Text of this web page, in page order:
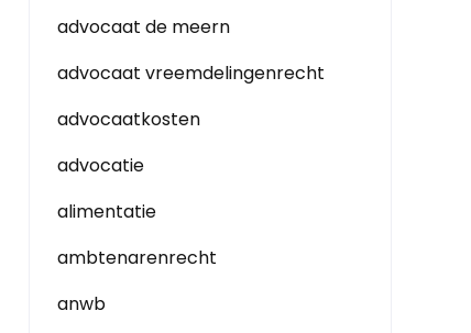
advocaat de meern
advocaat vreemdelingenrecht
advocaatkosten
advocatie
alimentatie
ambtenarenrecht
anwb